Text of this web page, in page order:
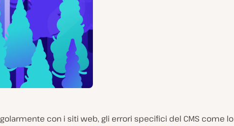
con i siti web, gli errori specifici del CMS come lo